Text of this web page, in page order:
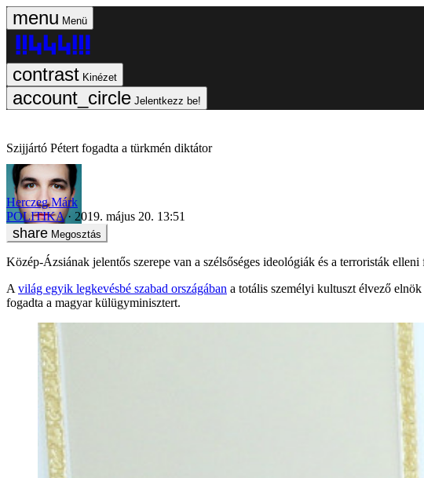
Menü
Kinézet
Jelentkezz be!
Szijjártó Pétert fogadta a türkmén diktátor
Herczeg Márk
POLITIKA
2019. május 20. 13:51
Megosztás
Közép-Ázsiának jelentős szerepe van a szélsőséges ideológiák és a terroristák
A világ egyik legkevésbé szabad országában a totális személyi kultuszt élvező
fogadta a magyar külügyminisztert.